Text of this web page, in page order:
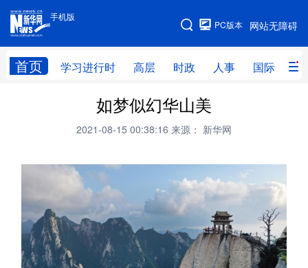
手机版
网站无障碍
PC版本
首页 学习进行时 高层 时政 人事 国际 财
手机版
网站地图
高层 时政
财经 网评
台湾 思客智库 全球连线 教育
科创 量子 体育
文化 书画 健康 军事
访谈 视频 图片 政务
如梦似幻华山美
2021-08-15 00:38:16 来源： 新华网